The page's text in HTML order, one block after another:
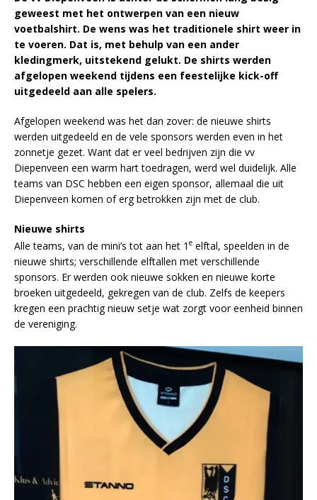
geweest met het ontwerpen van een nieuw
voetbalshirt. De wens was het traditionele shirt weer in
te voeren. Dat is, met behulp van een ander
kledingmerk, uitstekend gelukt. De shirts werden
afgelopen weekend tijdens een feestelijke kick-off
uitgedeeld aan alle spelers.
Afgelopen weekend was het dan zover: de nieuwe shirts
werden uitgedeeld en de vele sponsors werden even in het
zonnetje gezet. Want dat er veel bedrijven zijn die vv
Diepenveen een warm hart toedragen, werd wel duidelijk. Alle
teams van DSC hebben een eigen sponsor, allemaal die uit
Diepenveen komen of erg betrokken zijn met de club.
Nieuwe shirts
Alle teams, van de mini’s tot aan het 1 e elftal, speelden in de
nieuwe shirts; verschillende elftallen met verschillende
sponsors. Er werden ook nieuwe sokken en nieuwe korte
broeken uitgedeeld, gekregen van de club. Zelfs de keepers
kregen een prachtig nieuw setje wat zorgt voor eenheid binnen
de vereniging.